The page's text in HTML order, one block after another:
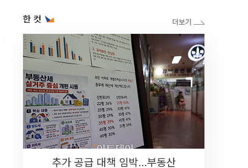
한 컷
추가 공급 대책 임박…부동산